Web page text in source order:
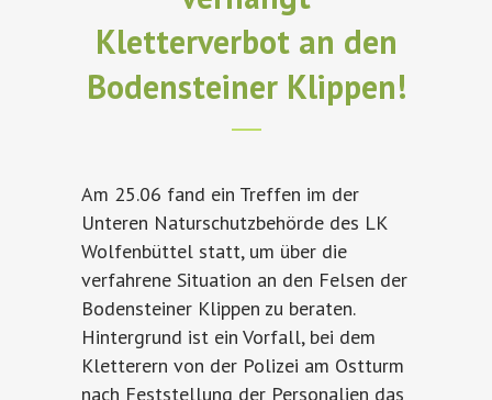
Kletterverbot an den
Bodensteiner Klippen!
Am 25.06 fand ein Treffen im der
Unteren Naturschutzbehörde des LK
Wolfenbüttel statt, um über die
verfahrene Situation an den Felsen der
Bodensteiner Klippen zu beraten.
Hintergrund ist ein Vorfall, bei dem
Kletterern von der Polizei am Ostturm
nach Feststellung der Personalien das